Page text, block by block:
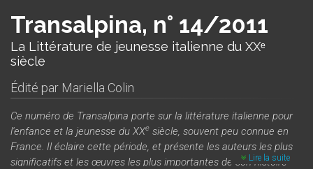
Transalpina, n° 14/2011
La Littérature de jeunesse italienne du XXᵉ
siècle
Édité par Mariella Colin
Ce numéro de Transalpina porte sur la littérature italienne pour
l'enfance et la jeunesse du XXe siècle, souvent peu connue en
France. Il éclaire cette période, et présente les auteurs les plus
significatifs et les œuvres les plus importantes de son histoire
Lire la suite